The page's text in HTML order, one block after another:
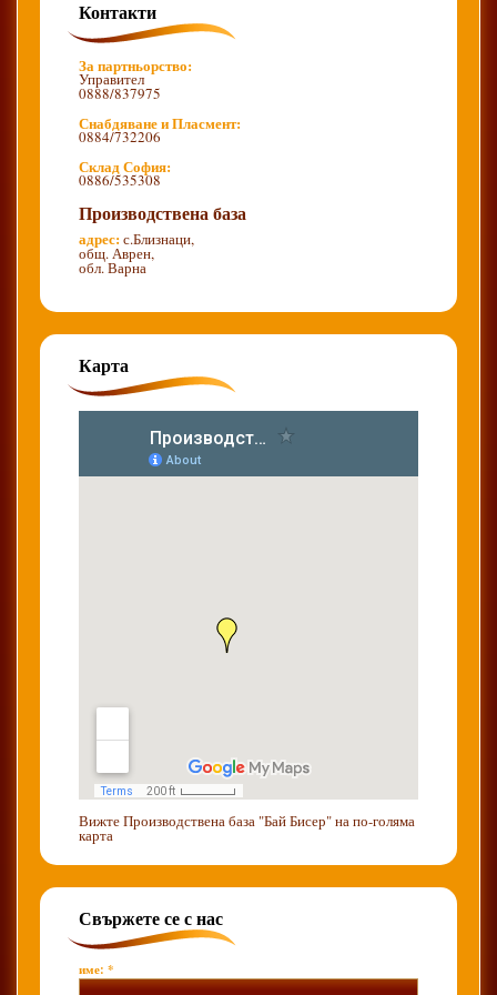
Контакти
За партньорство:
Управител
0888/837975
Снабдяване и Пласмент:
0884/732206
Склад София:
0886/535308
Производствена база
адрес:с.Близнаци,
общ. Аврен,
обл. Варна
Карта
ВижтеПроизводствена база "Бай Бисер"на по-голяма
карта
Свържете се с нас
име: *